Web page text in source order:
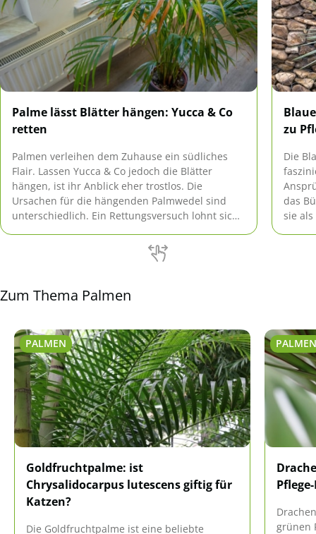
Palme lässt Blätter hängen: Yucca & Co
retten
Palmen verleihen dem Zuhause ein südliches
Flair. Lassen Yucca & Co jedoch die Blätter
hängen, ist ihr Anblick eher trostlos. Die
Ursachen für die hängenden Palmwedel sind
unterschiedlich. Ein Rettungsversuch lohnt sich
zu
Die
das
sie
Zum Thema Palmen
PALMEN
Goldfruchtpalme: ist
Chrysalidocarpus lutescens giftig für
Katzen?
Die Goldfruchtpalme ist eine beliebte
PALMEN
grünen